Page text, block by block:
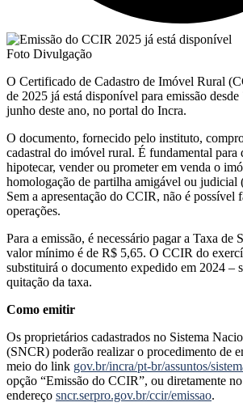
Foto Divulgação
O Certificado de Cadastro de Imóvel Rural
de 2025 já está disponível para emissão
junho deste ano, no portal do Incra.
O documento, fornecido pelo instituto,
cadastral do imóvel rural. É fundamental para
hipotecar, vender ou prometer em venda o
homologação de partilha amigável ou judicial
Sem a apresentação do CCIR, não é possível
operações.
Para a emissão, é necessário pagar a Taxa de
valor mínimo é de R$ 5,65. O CCIR do
substituirá o documento expedido em 2024 –
quitação da taxa.
Como emitir
Os proprietários cadastrados no Sistema
(SNCR) poderão realizar o procedimento de
meio do link gov.br/incra/pt-br/assuntos/
opção “Emissão do CCIR”, ou diretamente no
endereço sncr.serpro.gov.br/ccir/emissao.